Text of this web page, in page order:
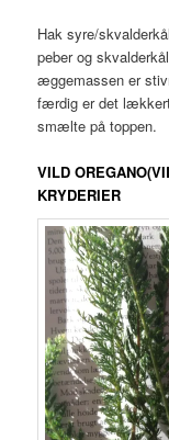
Hak syre/
peber og
æggemassen er
færdig er det
smælte på toppen.
VILD
KRYDERIER